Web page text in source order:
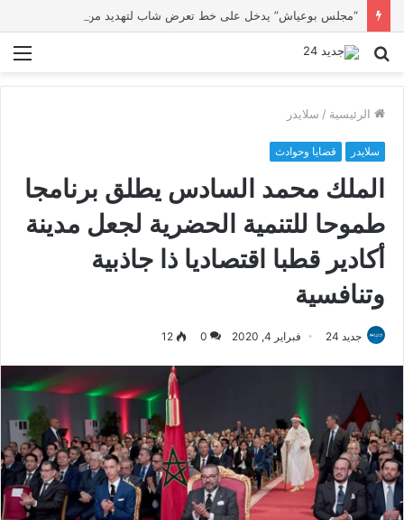
بحث
الرئيسية / سلايدر
سلايدر قضايا وحوادث
الملك محمد السادس يطلق برنامجا
طموحا للتنمية الحضرية لجعل مدينة
أكادير قطبا اقتصاديا ذا جاذبية
وتنافسية
جديد 24 فبراير 4, 2020 0
12